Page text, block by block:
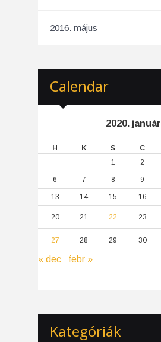
2016. május
Calendar
2020. január
H K S C
1
2
6 7 8 9
13 14 15 16
20 21 22 23
27 28 29 30
« dec febr »
Kategóriák